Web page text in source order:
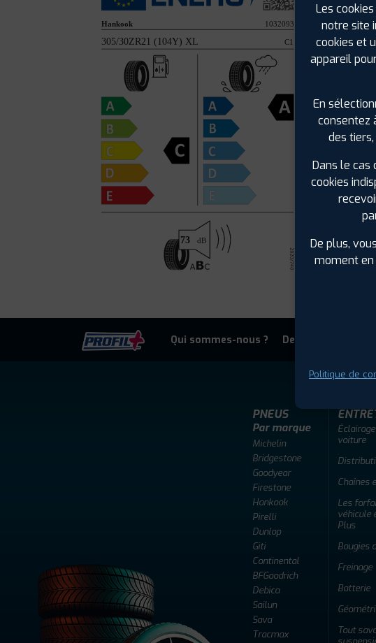
Largeur
Hauteur :
Charge :
Bruit
Code
Qui sommes-nous ? Devenir adherent
PNEUS
Par marque
Michelin
Bridgestone
Goodyear
Firestone
Hankook
Pirelli
Dunlop
Giti
Continental
BFGoodrich
Debica
Sailun
Sava
Tracmax
voiture
Chaînes
Les
véhicule
Plus
Bougies
Freinage
Batterie
Tout
Les
notre site
cookies et
appareil
En
consentez
des
Dans le cas
cookies
De plus,
moment en
Politique de